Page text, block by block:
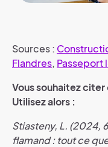
Sources :
Flandres, Passeport
Vous souhaitez
Utilisez alors :
Stiasteny, L. (2024,
flamand : tout ce